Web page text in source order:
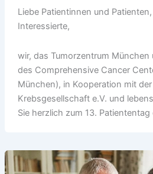
Liebe Patientinnen und
Interessierte,
wir, das Tumorzentrum München
des Comprehensive Cancer
München), in Kooperation mit
Krebsgesellschaft e.V. und
Sie herzlich zum 13. Patiententag